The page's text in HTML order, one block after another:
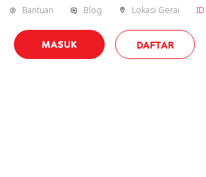
Bantuan Blog Lokasi Gerai ID
MASUK DAFTAR